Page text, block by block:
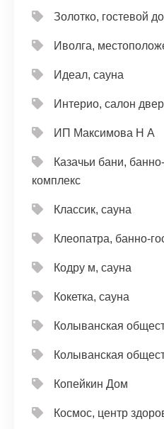
Золотко, гостевой
Иволга,
Идеал, сауна
Интерио, салон
ИП Максимова Н А
Казачьи бани,
комплекс
Классик, сауна
Клеопатра, банно-
Кодру м, сауна
Кокетка, сауна
Колыванская
Колыванская
Копейкин Дом
Космос, центр